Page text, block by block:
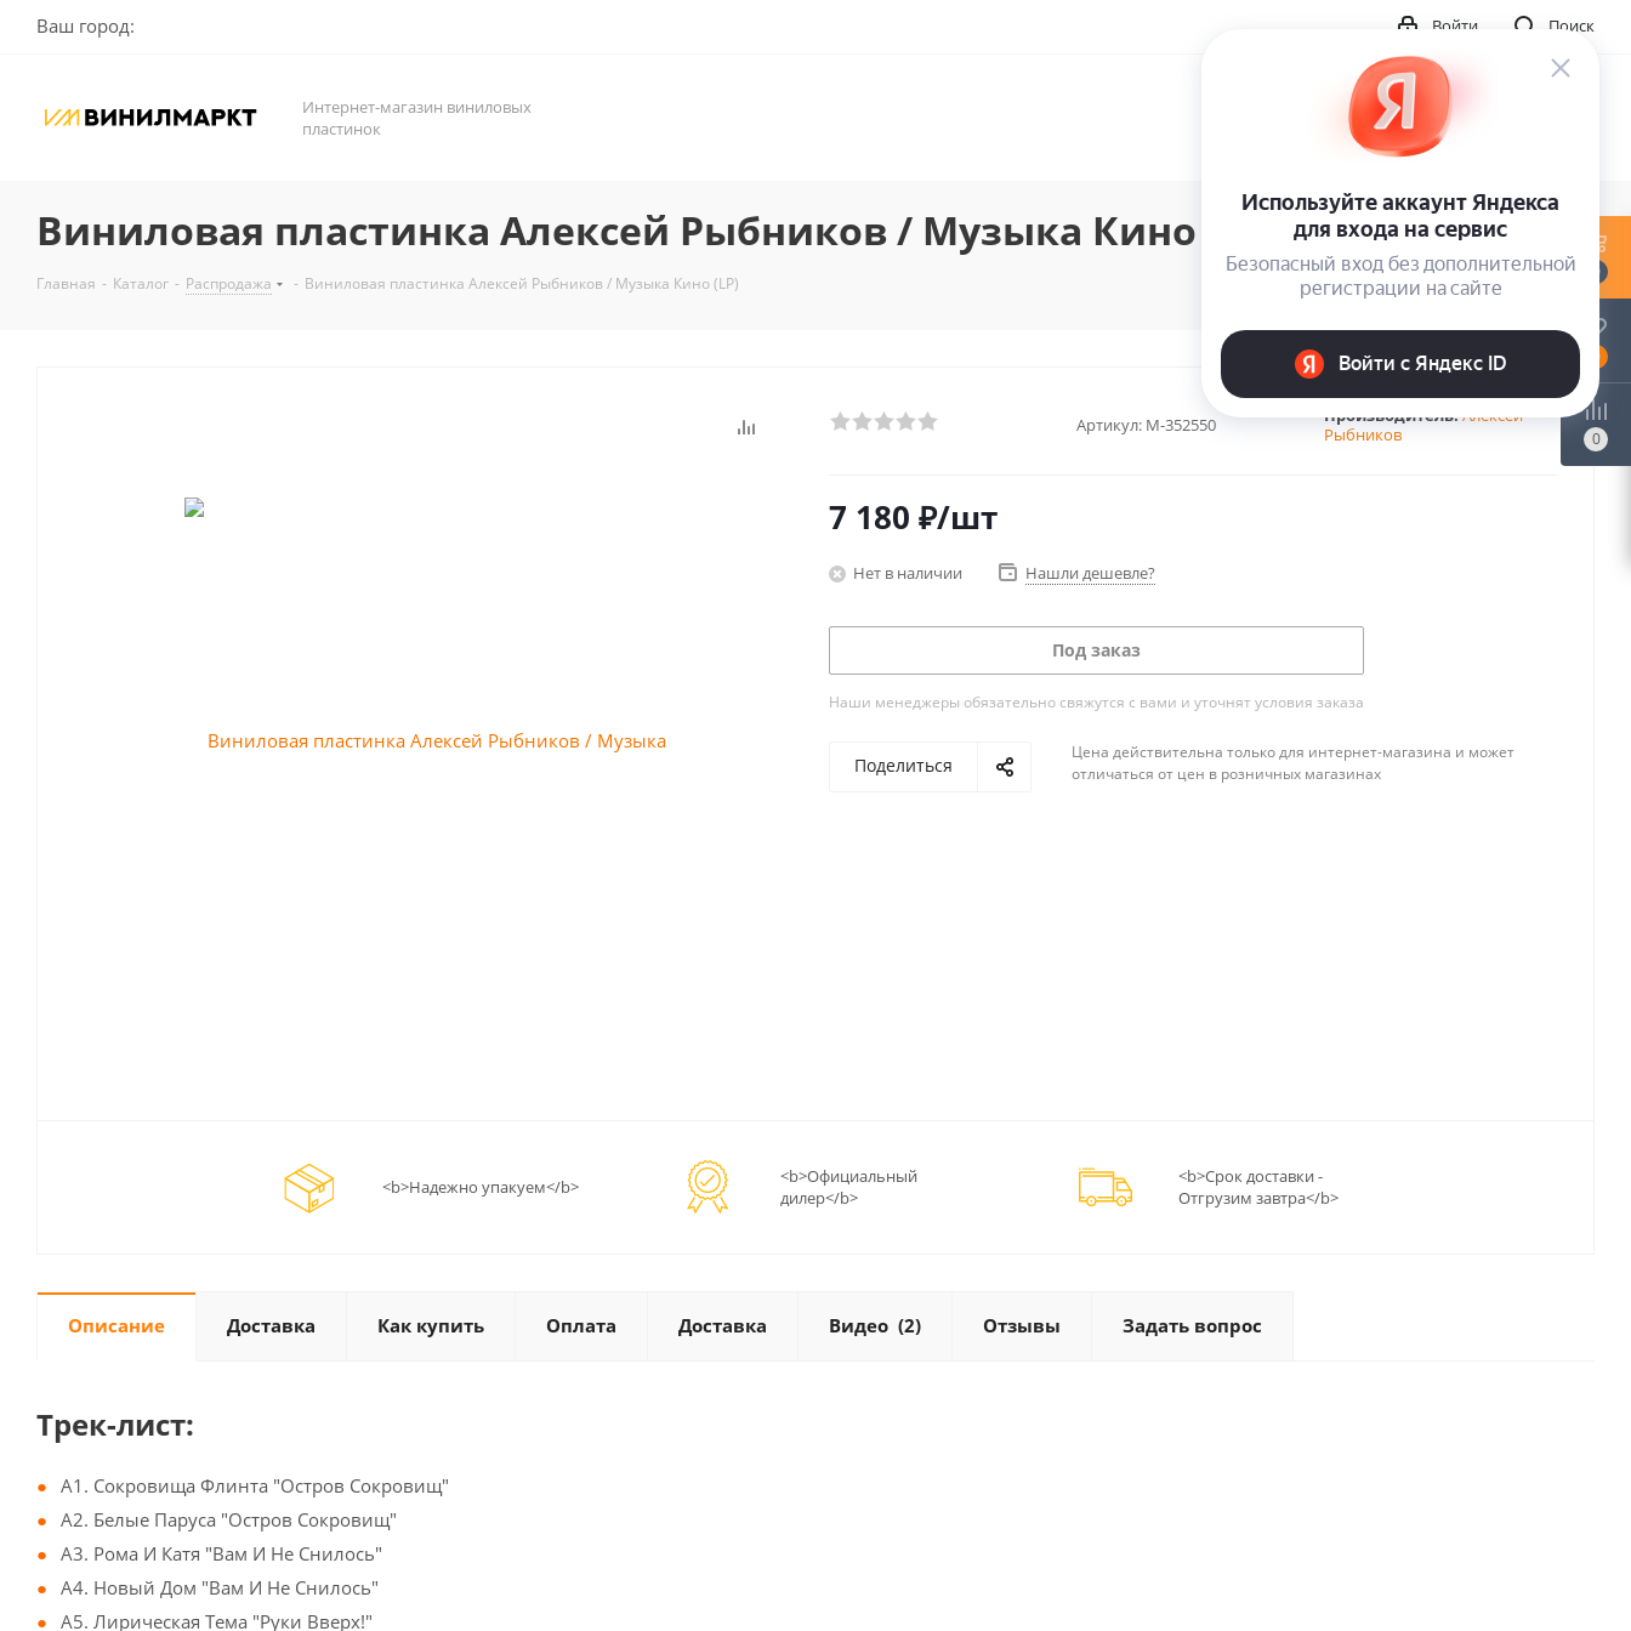
Ваш город: Поиск
Войти
Интернет-магазин виниловых
пластинок
Виниловая пластинка Алексей Рыбников / Музыка Кино (LP)
Главная - Каталог - Распродажа - Виниловая пластинка Алексей Рыбников / Музыка Кино (LP)
Артикул: M-352550 Производитель:Алексей
Рыбников
7 180 ₽/шт
Нет в наличии Нашли дешевле?
Под заказ
Наши менеджеры обязательно свяжутся с вами и уточнят условия заказа
Поделиться
Цена действительна только для интернет-магазина и может
отличаться от цен в розничных магазинах
<b>Надежно упакуем</b>
<b>Официальный
дилер</b>
<b>Срок доставки -
Отгрузим завтра</b>
Описание Доставка Как купить Оплата Доставка Видео (2) Отзывы Задать вопрос
Трек-лист:
A1. Сокровища Флинта "Остров Сокровищ"
A2. Белые Паруса "Остров Сокровищ"
A3. Рома И Катя "Вам И Не Снилось"
A4. Новый Дом "Вам И Не Снилось"
A5. Лирическая Тема "Руки Вверх!"
0
0
0